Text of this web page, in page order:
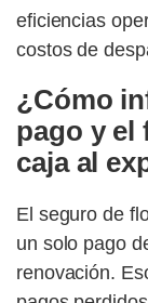
eficiencias
costos de
¿Cómo
pago y el
caja al
El seguro de
un solo pago
renovación.